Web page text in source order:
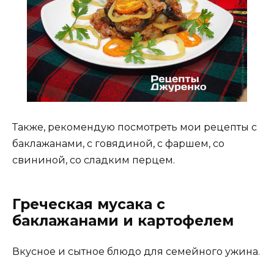
Также, рекомендую посмотреть мои рецепты с
баклажанами, с говядиной, с фаршем, со
свининой, со сладким перцем.
Греческая мусака с
баклажанами и картофелем
Вкусное и сытное блюдо для семейного ужина.